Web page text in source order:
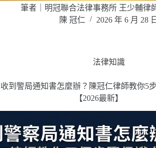
筆者｜明冠聯合法律事務所 王少輔律
陳 冠仁
2026 年 6 月 28 日
法律知識
收到警局通知書怎麼辦？陳冠仁律師教你5
【2026最新】